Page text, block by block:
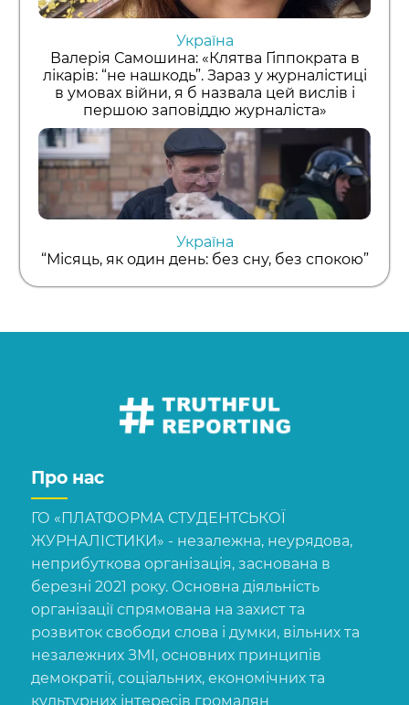
Україна
Валерія Самошина: «Клятва Гіппократа в
лікарів: “не нашкодь”. Зараз у журналістиці
в умовах війни, я б назвала цей вислів і
першою заповіддю журналіста»
Україна
“Місяць, як один день: без сну, без спокою”
Про нас
ГО «ПЛАТФОРМА СТУДЕНТСЬКОЇ
ЖУРНАЛІСТИКИ» - незалежна, неурядова,
неприбуткова організація, заснована в
березні 2021 року. Основна діяльність
організації спрямована на захист та
розвиток свободи слова і думки, вільних та
незалежних ЗМІ, основних принципів
демократії, соціальних, економічних та
культурних інтересів громадян